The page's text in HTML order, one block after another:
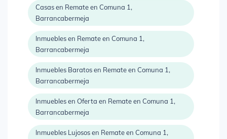
Casas en Remate en Comuna 1,
Barrancabermeja
Inmuebles en Remate en Comuna 1,
Barrancabermeja
Inmuebles Baratos en Remate en Comuna 1,
Barrancabermeja
Inmuebles en Oferta en Remate en Comuna 1,
Barrancabermeja
Inmuebles Lujosos en Remate en Comuna 1,